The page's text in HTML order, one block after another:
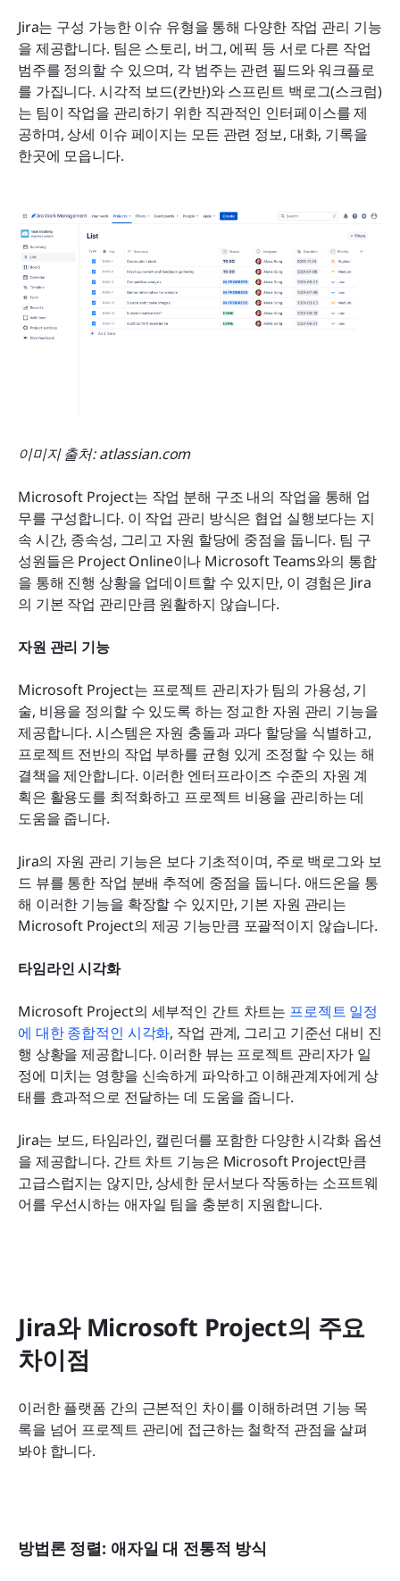
Jira는 구성 가능한 이슈 유형을 통해 다양한 작업 관리 기능
을 제공합니다. 팀은 스토리, 버그, 에픽 등 서로 다른 작업
범주를 정의할 수 있으며, 각 범주는 관련 필드와 워크플로
를 가집니다. 시각적 보드(칸반)와 스프린트 백로그(스크럼)
는 팀이 작업을 관리하기 위한 직관적인 인터페이스를 제
공하며, 상세 이슈 페이지는 모든 관련 정보, 대화, 기록을
한곳에 모읍니다.
이미지 출처: atlassian.com
Microsoft Project는 작업 분해 구조 내의 작업을 통해 업
무를 구성합니다. 이 작업 관리 방식은 협업 실행보다는 지
속 시간, 종속성, 그리고 자원 할당에 중점을 둡니다. 팀 구
성원들은 Project Online이나 Microsoft Teams와의 통합
을 통해 진행 상황을 업데이트할 수 있지만, 이 경험은 Jira
의 기본 작업 관리만큼 원활하지 않습니다.
자원 관리 기능
Microsoft Project는 프로젝트 관리자가 팀의 가용성, 기
술, 비용을 정의할 수 있도록 하는 정교한 자원 관리 기능을
제공합니다. 시스템은 자원 충돌과 과다 할당을 식별하고,
프로젝트 전반의 작업 부하를 균형 있게 조정할 수 있는 해
결책을 제안합니다. 이러한 엔터프라이즈 수준의 자원 계
획은 활용도를 최적화하고 프로젝트 비용을 관리하는 데
도움을 줍니다.
Jira의 자원 관리 기능은 보다 기초적이며, 주로 백로그와 보
드 뷰를 통한 작업 분배 추적에 중점을 둡니다. 애드온을 통
해 이러한 기능을 확장할 수 있지만, 기본 자원 관리는
Microsoft Project의 제공 기능만큼 포괄적이지 않습니다.
타임라인 시각화
Microsoft Project의 세부적인 간트 차트는 프로젝트 일정
에 대한 종합적인 시각화, 작업 관계, 그리고 기준선 대비 진
행 상황을 제공합니다. 이러한 뷰는 프로젝트 관리자가 일
정에 미치는 영향을 신속하게 파악하고 이해관계자에게 상
태를 효과적으로 전달하는 데 도움을 줍니다.
Jira는 보드, 타임라인, 캘린더를 포함한 다양한 시각화 옵션
을 제공합니다. 간트 차트 기능은 Microsoft Project만큼
고급스럽지는 않지만, 상세한 문서보다 작동하는 소프트웨
어를 우선시하는 애자일 팀을 충분히 지원합니다.
Jira와 Microsoft Project의 주요
차이점
이러한 플랫폼 간의 근본적인 차이를 이해하려면 기능 목
록을 넘어 프로젝트 관리에 접근하는 철학적 관점을 살펴
봐야 합니다.
방법론 정렬: 애자일 대 전통적 방식